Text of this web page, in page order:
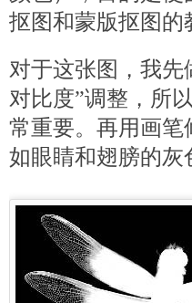
抠图和蒙版抠图的
对于这张图，我先
对比度”调整，所
常重要。再用画笔
如眼睛和翅膀的灰